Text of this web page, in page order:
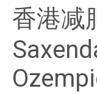
香港减